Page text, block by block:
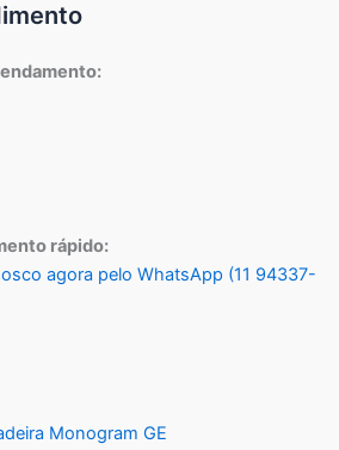
rápido:
agora pelo WhatsApp (11 94337-
Monogram GE